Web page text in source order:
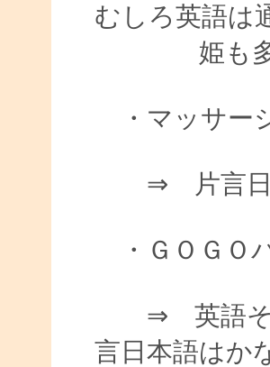
むしろ英語は
姫も多
・マッサー
⇒ 片言日本
・ＧＯＧＯ
⇒ 英語そこ
言日本語はか